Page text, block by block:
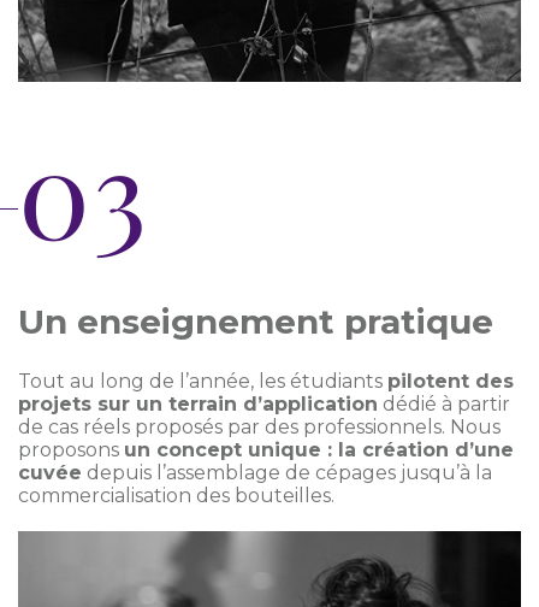
03
Un enseignement pratique
Tout au long de l’année, les étudiants pilotent des
projets sur un terrain d’application dédié à partir
de cas réels proposés par des professionnels. Nous
proposons un concept unique : la création d’une
cuvée depuis l’assemblage de cépages jusqu’à la
commercialisation des bouteilles.